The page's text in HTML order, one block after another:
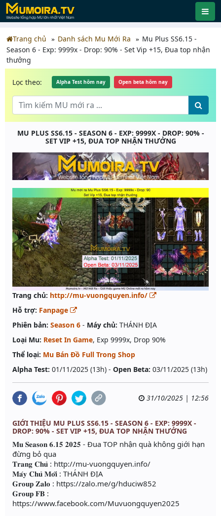
Trang chủ Danh sách Mu Mới Ra
Mu Plus SS6.15 -
Season 6 - Exp: 9999x - Drop: 90% - Set Vip +15, Đua top nhận
thưởng
Lọc theo: Alpha Test hôm nay Open beta hôm nay
MU PLUS SS6.15 - SEASON 6 - EXP: 9999X - DROP: 90% -
SET VIP +15, ĐUA TOP NHẬN THƯỞNG
Trang chủ: http://mu-vuongquyen.info/
Hỗ trợ: Fanpage
Phiên bản: Season 6 - Máy chủ: THÁNH ĐỊA
Loại Mu: Reset In Game, Exp 9999x, Drop 90%
Thể loại: Mu Bán Đồ Full Trong Shop
Alpha Test: 01/11/2025 (13h) - Open Beta: 03/11/2025 (13h)
31/10/2025 | 12:56
GIỚI THIỆU MU PLUS SS6.15 - SEASON 6 - EXP: 9999X -
DROP: 90% - SET VIP +15, ĐUA TOP NHẬN THƯỞNG
𝐌𝐮 𝐒𝐞𝐚𝐬𝐨𝐧 𝟔.𝟏𝟓 𝟐𝟎𝟐𝟓 - Đua TOP nhận quà không giới hạn
đừng bỏ qua
𝐓𝐫𝐚𝐧𝐠 𝐂𝐡𝐮̉ : http://mu-vuongquyen.info/
𝐌𝐚́𝐲 𝐂𝐡𝐮̉ 𝐌𝐨̛́𝐢 : THÁNH ĐỊA
𝐆𝐫𝐨𝐮𝐩 𝐙𝐚𝐥𝐨 : https://zalo.me/g/hduciw852
𝐆𝐫𝐨𝐮𝐩 𝐅𝐁 :
https://www.facebook.com/Muvuongquyen2025